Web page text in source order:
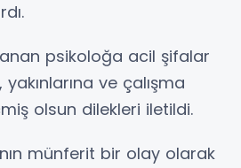
psikoloğa acil şifalar
ve çalışma
olsun dilekleri iletildi.
münferit bir olay olarak